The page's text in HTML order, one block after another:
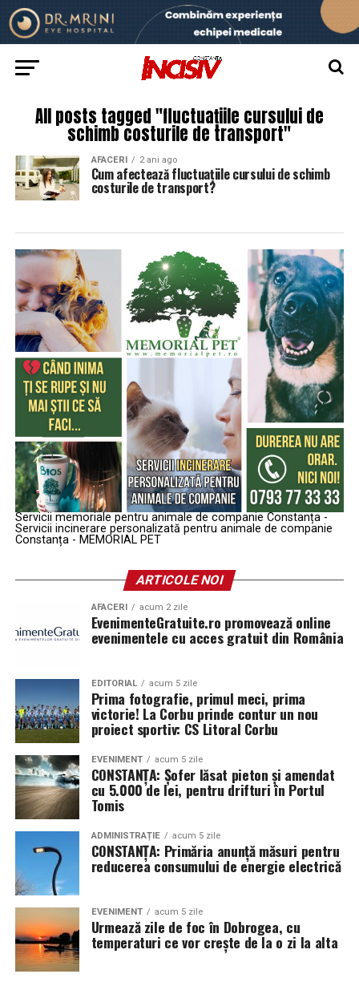
All posts tagged "fluctuațiile cursului de
schimb costurile de transport"
AFACERI 2 ani ago
Cum afectează fluctuațiile cursului de schimb
costurile de transport?
Servicii memoriale pentru animale de companie Constanța -
Servicii incinerare personalizată pentru animale de companie
Constanța - MEMORIAL PET
ARTICOLE NOI
AFACERI acum 2 zile
EvenimenteGratuite.ro promovează online
evenimentele cu acces gratuit din România
EDITORIAL acum 5 zile
Prima fotografie, primul meci, prima
victorie! La Corbu prinde contur un nou
proiect sportiv: CS Litoral Corbu
EVENIMENT acum 5 zile
CONSTANȚA: Șofer lăsat pieton și amendat
cu 5.000 de lei, pentru drifturi în Portul
Tomis
ADMINISTRAȚIE acum 5 zile
CONSTANȚA: Primăria anunță măsuri pentru
reducerea consumului de energie electrică
EVENIMENT acum 5 zile
Urmează zile de foc în Dobrogea, cu
temperaturi ce vor crește de la o zi la alta